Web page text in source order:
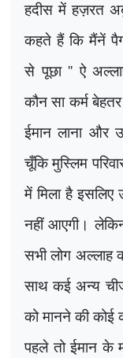
हदीस में हज़रत
कहते हैं कि मैंनें
से पूछा''ऐ
कौन सा कर्म
ईमान लाना और
चूँकि मुस्लिम
में मिला है
नहीं आएगी।
सभी लोग अल्लाह
साथ कई अन्य
को मानने की कोई
पहले तो ईमान के